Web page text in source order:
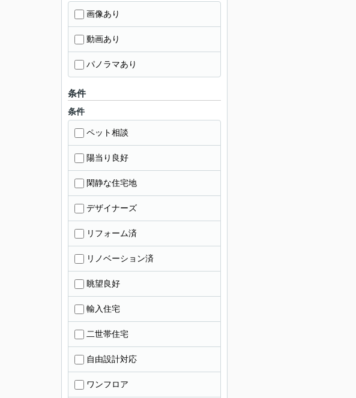
画像あり
動画あり
パノラマあり
条件
条件
ペット相談
陽当り良好
閑静な住宅地
デザイナーズ
リフォーム済
リノベーション済
眺望良好
輸入住宅
二世帯住宅
自由設計対応
ワンフロア